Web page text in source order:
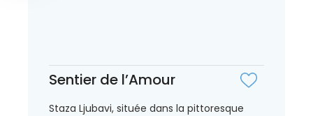
Sentier de l’Amour
Staza Ljubavi, située dans la pittoresque